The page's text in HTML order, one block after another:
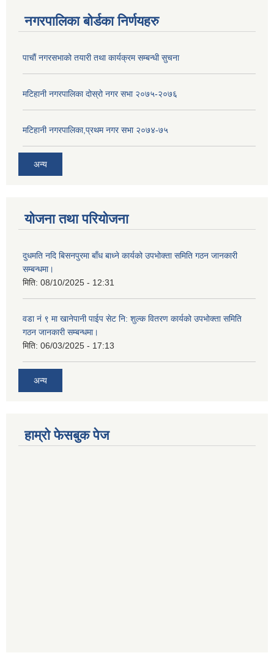
नगरपालिका बोर्डका निर्णयहरु
पाचाैं नगरसभाको तयारी तथा कार्यक्रम सम्बन्धी सुचना
मटिहानी नगरपालिका दोस्रो नगर सभा २०७५-२०७६
मटिहानी नगरपालिका,प्रथम नगर सभा २०७४-७५
अन्य
योजना तथा परियोजना
दुधमति नदि बिसनपुरमा बाँध बाध्ने कार्यको उपभोक्ता समिति गठन जानकारी
सम्बन्धमा।
मिति: 08/10/2025 - 12:31
वडा नं ९ मा खानेपानी पाईप सेट नि: शुल्क वितरण कार्यको उपभोक्ता समिति
गठन जानकारी सम्बन्धमा।
मिति: 06/03/2025 - 17:13
अन्य
हाम्राे फेसबुक पेज